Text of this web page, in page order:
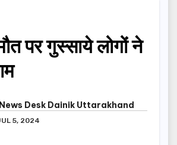
पर गुस्साये लोगों ने
News Desk Dainik Uttarakhand
5, 2024